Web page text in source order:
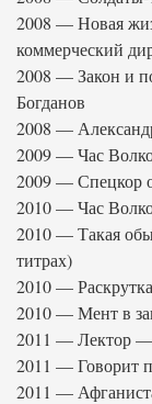
2008 — Новая
коммерческий
2008 — Закон и
Богданов
2008 —
2009 — Час
2009 — Спецкор
2010 — Час
2010 — Такая
титрах)
2010 —
2010 — Мент в
2011 — Лектор —
2011 — Говорит
2011 —